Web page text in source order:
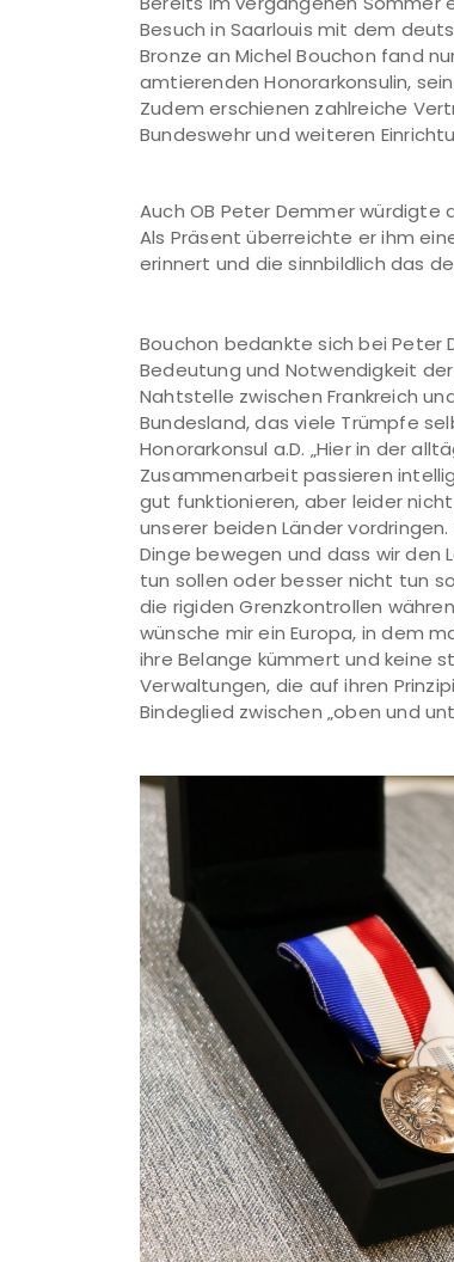
Besuch in Saarlouis mit dem
Bronze an Michel Bouchon fand
amtierenden Honorarkonsulin,
Zudem erschienen zahlreiche
Bundeswehr und weiteren
Auch OB Peter Demmer würdigte
Als Präsent überreichte er ihm
erinnert und die sinnbildlich das
Bouchon bedankte sich bei Peter
Bedeutung und Notwendigkeit
Nahtstelle zwischen Frankreich
Bundesland, das viele Trümpfe
Honorarkonsul a.D. „Hier in der
Zusammenarbeit passieren
gut funktionieren, aber leider
unserer beiden Länder
Dinge bewegen und dass wir den
tun sollen oder besser nicht tun
die rigiden Grenzkontrollen
wünsche mir ein Europa, in dem
ihre Belange kümmert und keine
Verwaltungen, die auf ihren
Bindeglied zwischen „oben und